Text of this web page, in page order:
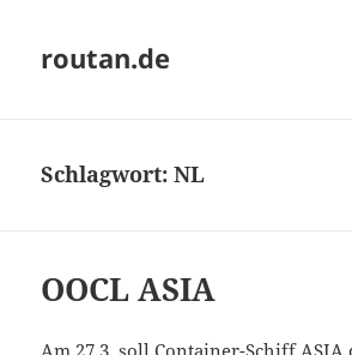
routan.de
Schlagwort:NL
OOCL ASIA